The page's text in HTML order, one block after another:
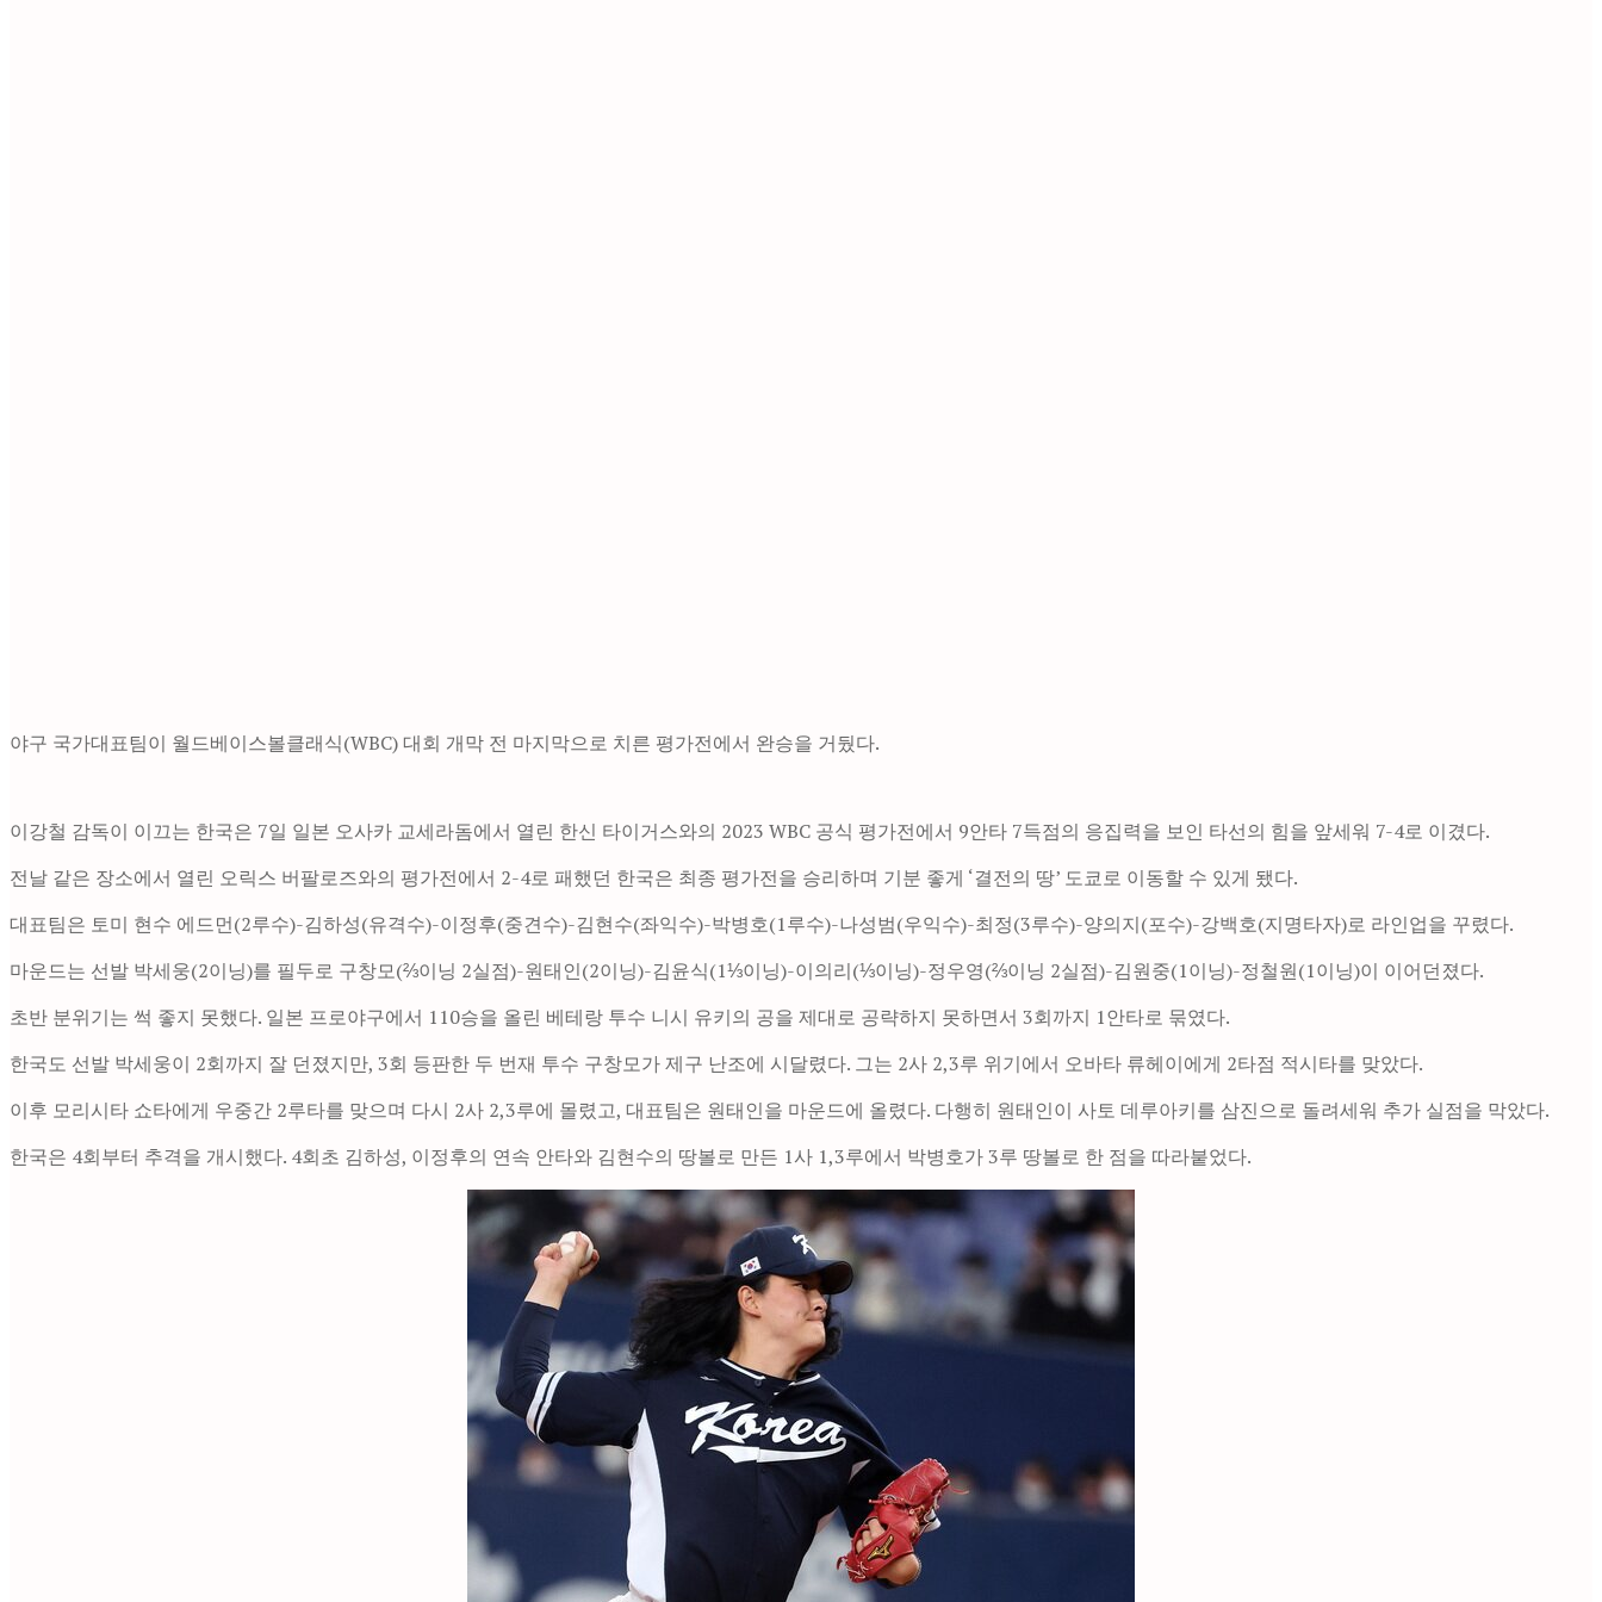
야구 국가대표팀이 월드베이스볼클래식(WBC) 대회 개막 전 마지막으로 치른 평가전에서 완승을 거뒀다.
이강철 감독이 이끄는 한국은 7일 일본 오사카 교세라돔에서 열린 한신 타이거스와의 2023 WBC 공식 평가전에서 9안타 7득점의 응집력을 보인 타선의 힘을 앞세워 7-4로 이겼다.
전날 같은 장소에서 열린 오릭스 버팔로즈와의 평가전에서 2-4로 패했던 한국은 최종 평가전을 승리하며 기분 좋게 ‘결전의 땅’ 도쿄로 이동할 수 있게 됐다.
대표팀은 토미 현수 에드먼(2루수)-김하성(유격수)-이정후(중견수)-김현수(좌익수)-박병호(1루수)-나성범(우익수)-최정(3루수)-양의지(포수)-강백호(지명타자)로 라인업을 꾸렸다.
마운드는 선발 박세웅(2이닝)를 필두로 구창모(⅔이닝 2실점)-원태인(2이닝)-김윤식(1⅓이닝)-이의리(⅓이닝)-정우영(⅔이닝 2실점)-김원중(1이닝)-정철원(1이닝)이 이어던졌다.
초반 분위기는 썩 좋지 못했다. 일본 프로야구에서 110승을 올린 베테랑 투수 니시 유키의 공을 제대로 공략하지 못하면서 3회까지 1안타로 묶였다.
한국도 선발 박세웅이 2회까지 잘 던졌지만, 3회 등판한 두 번재 투수 구창모가 제구 난조에 시달렸다. 그는 2사 2,3루 위기에서 오바타 류헤이에게 2타점 적시타를 맞았다.
이후 모리시타 쇼타에게 우중간 2루타를 맞으며 다시 2사 2,3루에 몰렸고, 대표팀은 원태인을 마운드에 올렸다. 다행히 원태인이 사토 데루아키를 삼진으로 돌려세워 추가 실점을 막았다.
한국은 4회부터 추격을 개시했다. 4회초 김하성, 이정후의 연속 안타와 김현수의 땅볼로 만든 1사 1,3루에서 박병호가 3루 땅볼로 한 점을 따라붙었다.